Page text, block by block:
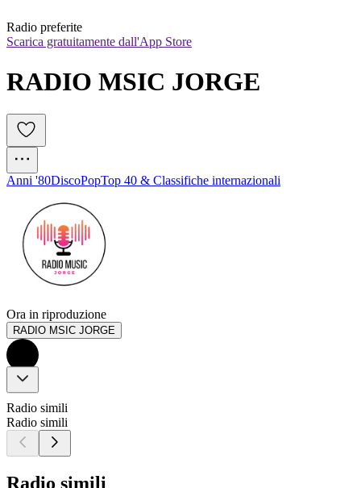
Radio preferite
Scarica gratuitamente dall'App Store
RADIO MSIC JORGE
Anni '80DiscoPopTop 40 & Classifiche internazionali
Ora in riproduzione
RADIO MSIC JORGE
Radio simili
Radio simili
Radio simili